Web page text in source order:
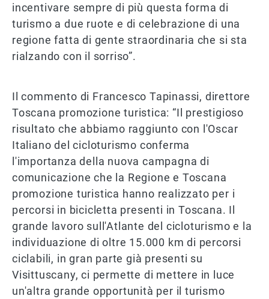
incentivare sempre di più questa forma di
turismo a due ruote e di celebrazione di una
regione fatta di gente straordinaria che si sta
rialzando con il sorriso”.
Il commento di Francesco Tapinassi, direttore
Toscana promozione turistica: “Il prestigioso
risultato che abbiamo raggiunto con l'Oscar
Italiano del cicloturismo conferma
l'importanza della nuova campagna di
comunicazione che la Regione e Toscana
promozione turistica hanno realizzato per i
percorsi in bicicletta presenti in Toscana. Il
grande lavoro sull'Atlante del cicloturismo e la
individuazione di oltre 15.000 km di percorsi
ciclabili, in gran parte già presenti su
Visittuscany, ci permette di mettere in luce
un'altra grande opportunità per il turismo